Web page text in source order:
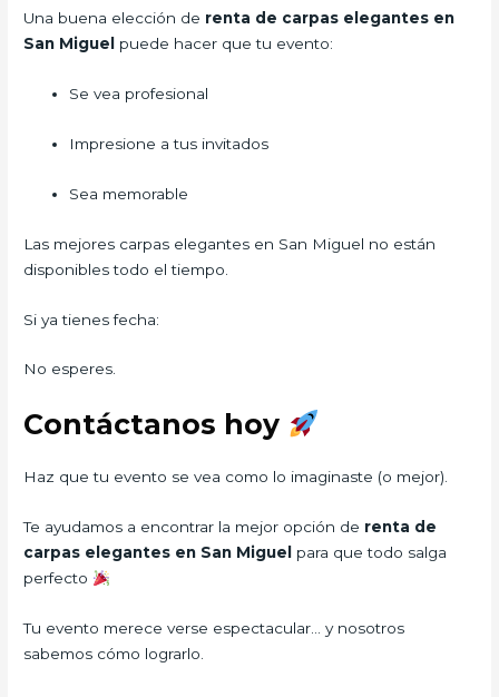
Una buena elección de renta de carpas elegantes en
San Miguel puede hacer que tu evento:
Se vea profesional
Impresione a tus invitados
Sea memorable
Las mejores carpas elegantes en San Miguel no están
disponibles todo el tiempo.
Si ya tienes fecha:
No esperes.
Contáctanos hoy
Haz que tu evento se vea como lo imaginaste (o mejor).
Te ayudamos a encontrar la mejor opción de renta de
carpas elegantes en San Miguel para que todo salga
perfecto
Tu evento merece verse espectacular… y nosotros
sabemos cómo lograrlo.